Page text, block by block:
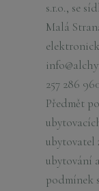
s.r.o., se
Malá
257 286
Předmět
ubytovatel
ubytování
podmínek